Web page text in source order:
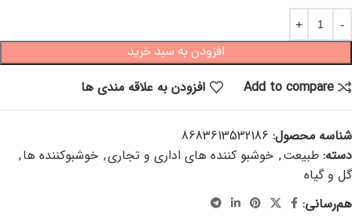
افزودن به سبد خرید
Add to compare افزودن به علاقه مندی ها
شناسه محصول: 8683613532186
دسته: طبیعت, خوشبو کننده های اداری و تجاری, خوشبوکننده ها,
گل و گیاه
هم‌رسانی: